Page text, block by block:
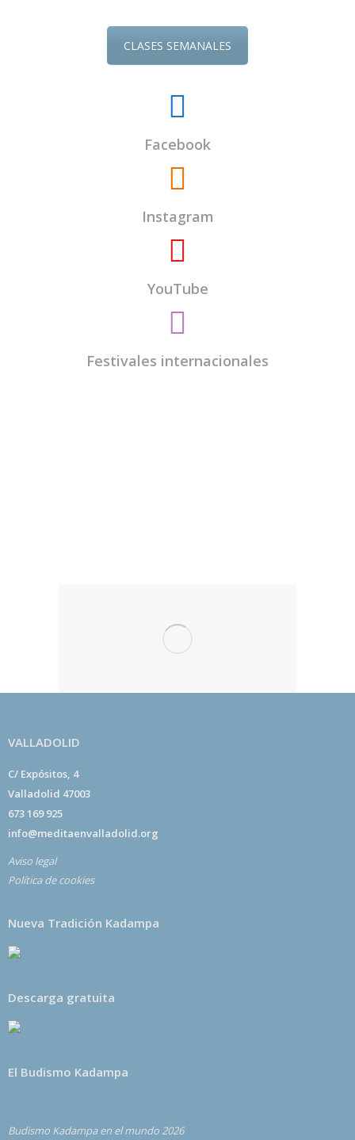
CLASES SEMANALES
Facebook
Instagram
YouTube
Festivales internacionales
VALLADOLID
C/ Expósitos, 4
Valladolid 47003
673 169 925
info@meditaenvalladolid.org
Aviso legal
Política de cookies
Nueva Tradición Kadampa
Descarga gratuita
El Budismo Kadampa
Budismo Kadampa en el mundo 2026